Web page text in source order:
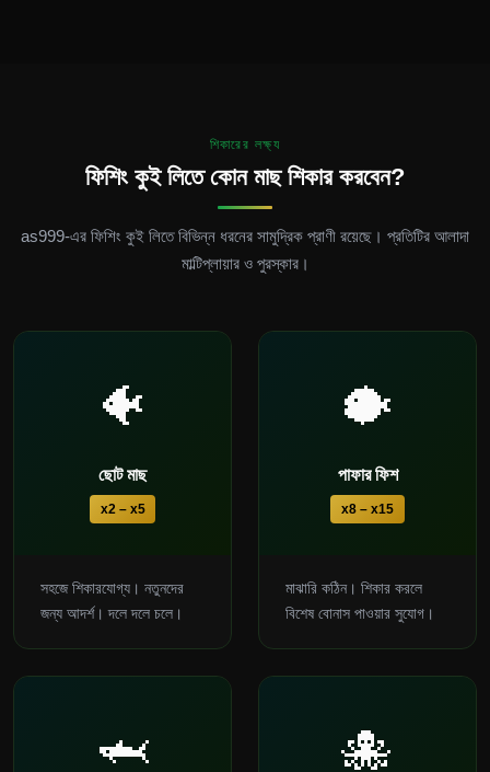
শিকারের লক্ষ্য
ফিশিং কুই লিতে কোন মাছ শিকার করবেন?
as999-এর ফিশিং কুই লিতে বিভিন্ন ধরনের সামুদ্রিক প্রাণী রয়েছে। প্রতিটির আলাদা
মাল্টিপ্লায়ার ও পুরস্কার।
🐠
ছোট মাছ
x2 – x5
সহজে শিকারযোগ্য। নতুনদের
জন্য আদর্শ। দলে দলে চলে।
🐡
পাফার ফিশ
x8 – x15
মাঝারি কঠিন। শিকার করলে
বিশেষ বোনাস পাওয়ার সুযোগ।
🦈 🐙